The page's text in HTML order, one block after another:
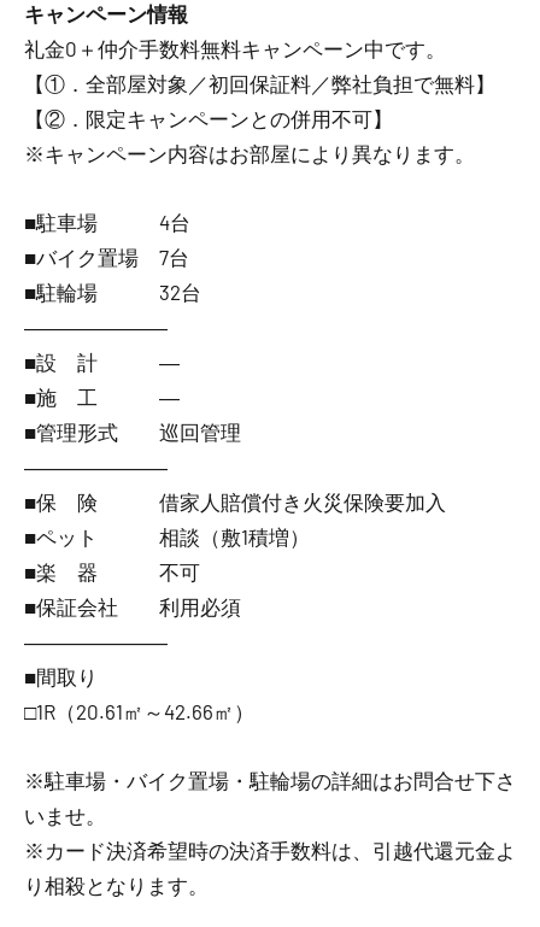
キャンペーン情報
礼金0 ＋ 仲介手数料無料キャンペーン中です。
【①．全部屋対象／初回保証料／弊社負担で無料】
【②．限定キャンペーンとの併用不可】
※キャンペーン内容はお部屋により異なります。
■駐車場 4台
■バイク置場 7台
■駐輪場 32台
―――――――
■設 計 ―
■施 工 ―
■管理形式 巡回管理
―――――――
■保 険 借家人賠償付き火災保険要加入
■ペット 相談（敷1積増）
■楽 器 不可
■保証会社 利用必須
―――――――
■間取り
□1R（20.61㎡～42.66㎡）
※駐車場・バイク置場・駐輪場の詳細はお問合せ下さ
いませ。
※カード決済希望時の決済手数料は、引越代還元金よ
り相殺となります。